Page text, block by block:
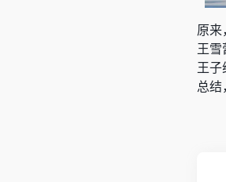
原来
王雪
王子
总结